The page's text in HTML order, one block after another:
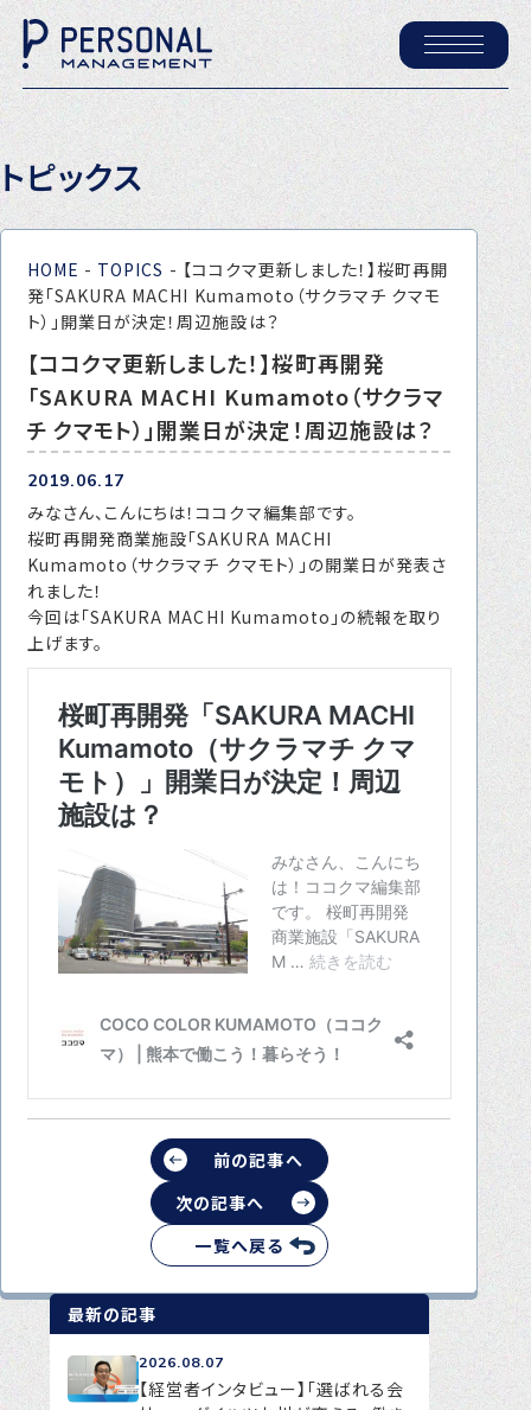
ホーム
パーソナル・マネジメントについて
会社概要
採用情報
トピックス
P-maneコラム
ニュース
転職をお考えの方へ
キャリア採用をお考えの企業様へ
選ばれる４つの理由
４つの特長で解決
独自の採用スキーム
お問い合わせ
トピックス
HOME - TOPICS - 【ココクマ更新しました！】桜町再開
発「SAKURA MACHI Kumamoto（サクラマチ クマモ
ト）」開業日が決定！周辺施設は？
【ココクマ更新しました！】桜町再開発
「SAKURA MACHI Kumamoto（サクラマ
チ クマモト）」開業日が決定！周辺施設は？
2019.06.17
みなさん、こんにちは！ココクマ編集部です。
桜町再開発商業施設「SAKURA MACHI
Kumamoto（サクラマチ クマモト）」の開業日が発表さ
れました！
今回は「SAKURA MACHI Kumamoto」の続報を取り
上げます。
前の記事へ
一覧へ戻る
次の記事へ
最新の記事
2026.08.07
【経営者インタビュー】「選ばれる会